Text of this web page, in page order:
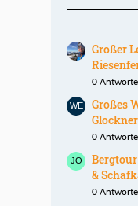
Großer
0
Großes
0
&
0